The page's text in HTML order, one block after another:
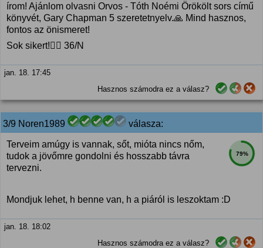
írom! Ajánlom olvasni Orvos - Tóth Noémi Örökölt sors című
könyvét, Gary Chapman 5 szeretetnyelv.🙏 Mind hasznos,
fontos az önismeret!
Sok sikert!🙋‍♀️ 36/N
jan. 18. 17:45
Hasznos számodra ez a válasz?
3/9 Noren1989 válasza:
79%
Terveim amúgy is vannak, sőt, mióta nincs nőm,
tudok a jövőmre gondolni és hosszabb távra
tervezni.
Mondjuk lehet, h benne van, h a piáról is leszoktam :D
jan. 18. 18:02
Hasznos számodra ez a válasz?